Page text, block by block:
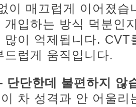
이 매끄럽게 이어졌습
개입하는 방식 덕분인
많이 억제됩니다. CVT
드럽게 움직입니다.
단한데 불편하지 않
차 성격과 안 어울리